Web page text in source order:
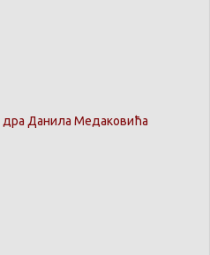
Данила Медаковића